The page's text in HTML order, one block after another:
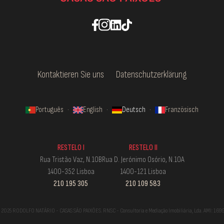
Kontaktieren Sie uns Datenschutzerklärung
Português · English · Deutsch · Französisch
RESTELO I
Rua Tristão Vaz, N.10B
1400-352 Lisboa
210 195 305
RESTELO II
Rua D. Jerónimo Osório, N.10A
1400-121 Lisboa
210 109 583
RODOLFO NATÁRIO - CASAS SÃO PAIXÕES. RNSC - Consultoria e Mediação Imobiliária, Lda. AMI: